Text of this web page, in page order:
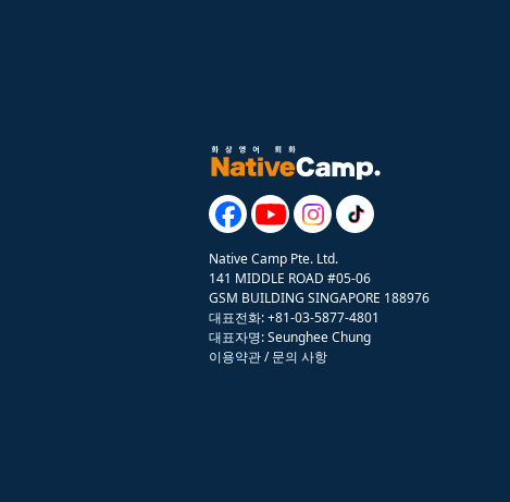
Native Camp Pte. Ltd.
141 MIDDLE ROAD #05-06
GSM BUILDING SINGAPORE 188976
대표전화: +81-03-5877-4801
대표자명: Seunghee Chung
이용약관/문의 사항